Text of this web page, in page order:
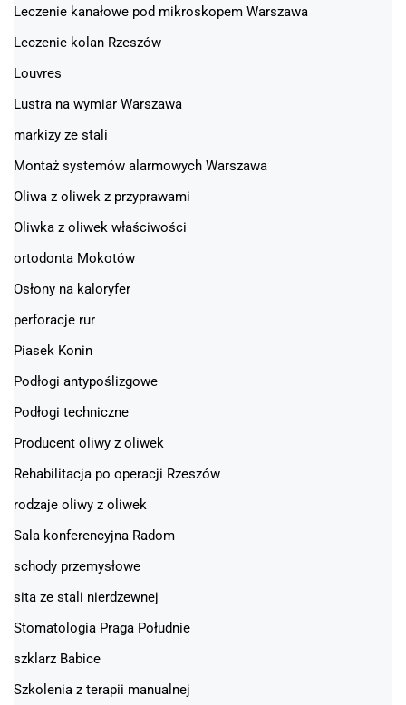
Leczenie kanałowe pod mikroskopem Warszawa
Leczenie kolan Rzeszów
Louvres
Lustra na wymiar Warszawa
markizy ze stali
Montaż systemów alarmowych Warszawa
Oliwa z oliwek z przyprawami
Oliwka z oliwek właściwości
ortodonta Mokotów
Osłony na kaloryfer
perforacje rur
Piasek Konin
Podłogi antypoślizgowe
Podłogi techniczne
Producent oliwy z oliwek
Rehabilitacja po operacji Rzeszów
rodzaje oliwy z oliwek
Sala konferencyjna Radom
schody przemysłowe
sita ze stali nierdzewnej
Stomatologia Praga Południe
szklarz Babice
Szkolenia z terapii manualnej